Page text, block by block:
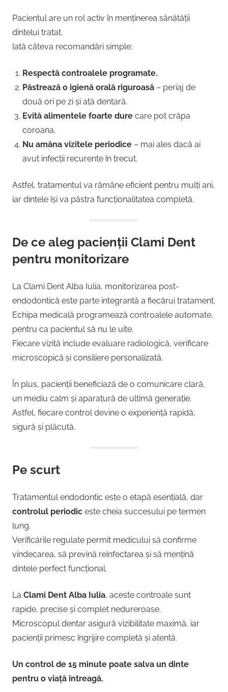
Pacientul are un rol activ în menținerea sănătății
dintelui tratat.
Iată câteva recomandări simple:
Respectă controalele programate.
Păstrează o igienă orală riguroasă – periaj de
două ori pe zi și ață dentară.
Evită alimentele foarte dure care pot crăpa
coroana.
Nu amâna vizitele periodice – mai ales dacă ai
avut infecții recurente în trecut.
Astfel, tratamentul va rămâne eficient pentru mulți ani,
iar dintele își va păstra funcționalitatea completă.
De ce aleg pacienții Clami Dent
pentru monitorizare
La Clami Dent Alba Iulia, monitorizarea post-
endodontică este parte integrantă a fiecărui tratament.
Echipa medicală programează controalele automate,
pentru ca pacientul să nu le uite.
Fiecare vizită include evaluare radiologică, verificare
microscopică și consiliere personalizată.
În plus, pacienții beneficiază de o comunicare clară,
un mediu calm și aparatură de ultimă generație.
Astfel, fiecare control devine o experiență rapidă,
sigură și plăcută.
Pe scurt
Tratamentul endodontic este o etapă esențială, dar
controlul periodic este cheia succesului pe termen
lung.
Verificările regulate permit medicului să confirme
vindecarea, să prevină reinfectarea și să mențină
dintele perfect funcțional.
La Clami Dent Alba Iulia, aceste controale sunt
rapide, precise și complet nedureroase.
Microscopul dentar asigură vizibilitate maximă, iar
pacienții primesc îngrijire completă și atentă.
Un control de 15 minute poate salva un dinte
pentru o viață întreagă.